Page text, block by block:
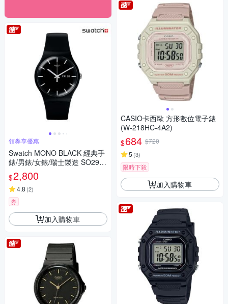
領券享優惠
Swatch MONO BLACK 經典手
錶/男錶/女錶/瑞士製造 SO29B
704 (41mm)
$2,800
4.8 (2)
券
加入購物車
CASIO卡西歐 方形數位電子錶
(W-218HC-4A2)
$684 $720
5 (3)
限時下殺
加入購物車